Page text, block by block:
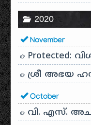
2020
November
Protected:
ശ്രീ അഭയ
October
വി. എസ്.